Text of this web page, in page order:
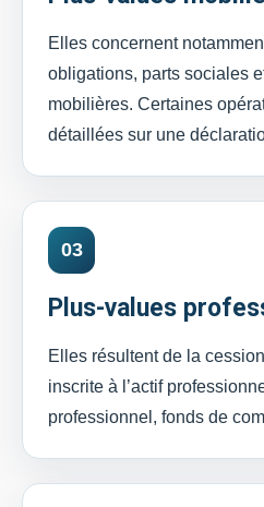
Elles concernent
obligations, parts sociales
mobilières. Certaines
détaillées sur une
03
Plus-values
Elles résultent de la
inscrite à l’actif
professionnel, fonds de